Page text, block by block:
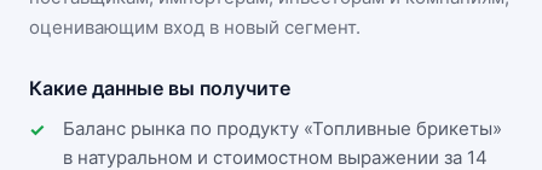
оценивающим вход в новый сегмент.
Какие данные вы получите
Баланс рынка по продукту «Топливные брикеты»
в натуральном и стоимостном выражении за 14